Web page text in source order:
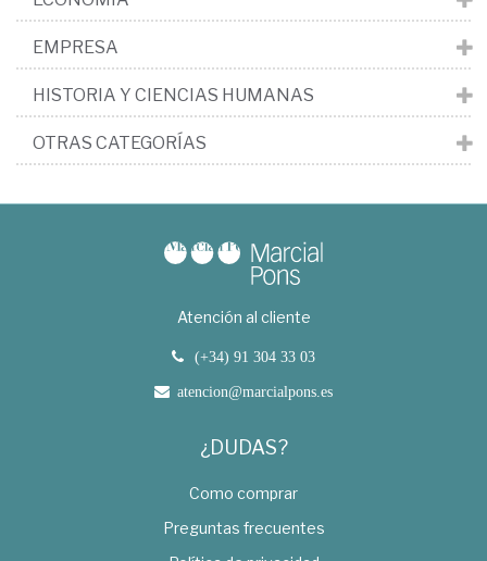
EMPRESA
HISTORIA Y CIENCIAS HUMANAS
OTRAS CATEGORÍAS
Atención al cliente
(+34) 91 304 33 03
atencion@marcialpons.es
¿DUDAS?
Como comprar
Preguntas frecuentes